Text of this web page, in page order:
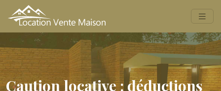
Caution locative : déductions